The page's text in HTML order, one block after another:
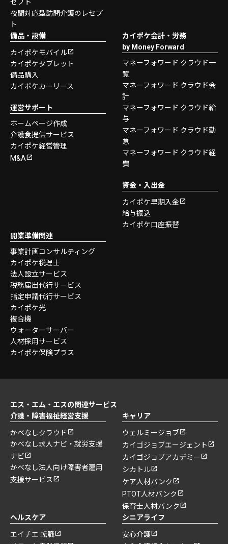
セプト
夜間対応型訪問介護のレセプ
ト
備品・設備
カイポケモバイル
カイポケタブレット
備品購入
カイポケカーリース
運営サポート
ホームページ作成
介護食提供サービス
カイポケ経営管理
M&A
カイポケ会計・労務
by Money Forward
マネーフォワード クラウド一
覧
マネーフォワード クラウド会
計
マネーフォワード クラウド給
与
マネーフォワード クラウド勤
怠
マネーフォワード クラウド経
費
資金・入出金
カイポケ早期入金
給与振込
カイポケ口座振替
開業準備関連
事業計画コンサルティング
カイポケ税理士
法人設立サービス
税務届出代行サービス
指定申請代行サービス
カイポケ光
複合機
ウォーターサーバー
人材採用サービス
カイポケ保険プラス
エス・エム・エスの関連サービス
介護・障害福祉経営支援
かべなしクラウド
かべなし求人ナビ・就労支援
ナビ
かべなし法人向け障害者雇用
支援サービス
キャリア
ウェルミージョブ
カイゴジョブエージェント
カイゴジョブアカデミー
シカトル
ケア人材バンク
PTOT人材バンク
保育士人材バンク
ヘルスケア
エイチエ 転職
シニアライフ
安心介護